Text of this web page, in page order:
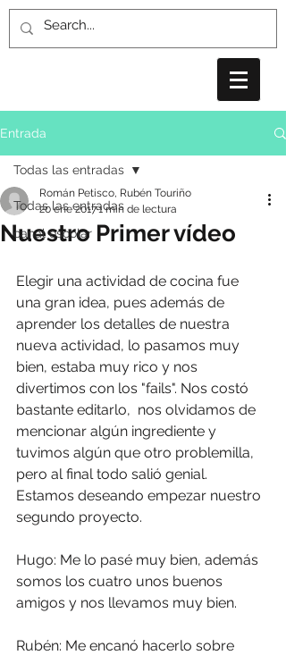
Entrada
Todas las entradas
canal escolar
Todas las entradas
Nuestro Primer vídeo
Román Petisco, Rubén Touriño
20 ene 20171 min de lectura
Elegir una actividad de cocina fue
una gran idea, pues además de
aprender los detalles de nuestra
nueva actividad, lo pasamos muy
bien, estaba muy rico y nos
divertimos con los "fails". Nos costó
bastante editarlo,  nos olvidamos de
mencionar algún ingrediente y
tuvimos algún que otro problemilla,
pero al final todo salió genial.
Estamos deseando empezar nuestro
segundo proyecto.
Hugo: Me lo pasé muy bien, además
somos los cuatro unos buenos
amigos y nos llevamos muy bien.
Rubén: Me encanó hacerlo sobre